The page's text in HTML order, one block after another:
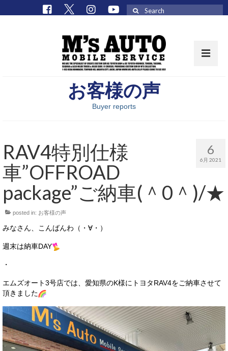
取扱車種一覧
M’sCollectionパーツ一覧
エムズオート
M’sCollection
エムズオートとは
店舗情報
店舗情報
会社概要
トップメッセージ
お客様の声
Buyer reports
6
6月 2021
RAV4特別仕様
車”OFFROAD
package”ご納車(＾0＾)/★
posted in: お客様の声
みなさん、こんばんわ（・∀・）
週末は納車DAY
・
エムズオート3号店では、愛知県のK様にトヨタRAV4をご納車させて
頂きました